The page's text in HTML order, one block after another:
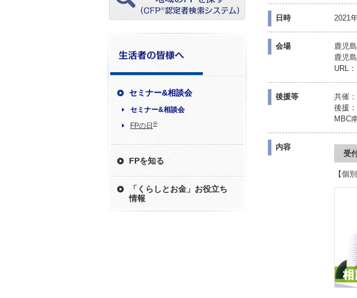
セミナー&相談会
セミナー&相談会
FPの日 ®
FPを知る
「くらしとお金」お役立ち
情報
日時 2021
会場
鹿児
鹿児
URL：
後援等
共催
後援
MBC
内容
受
【個